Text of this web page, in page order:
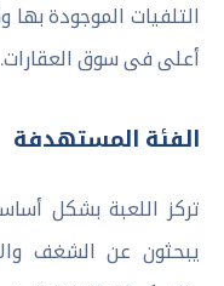
التلفيات الموجودة
أعلى فى سوق العقارات.
الفئة المستهدفة
تركز اللعبة بشكل
يبحثون عن الشغف